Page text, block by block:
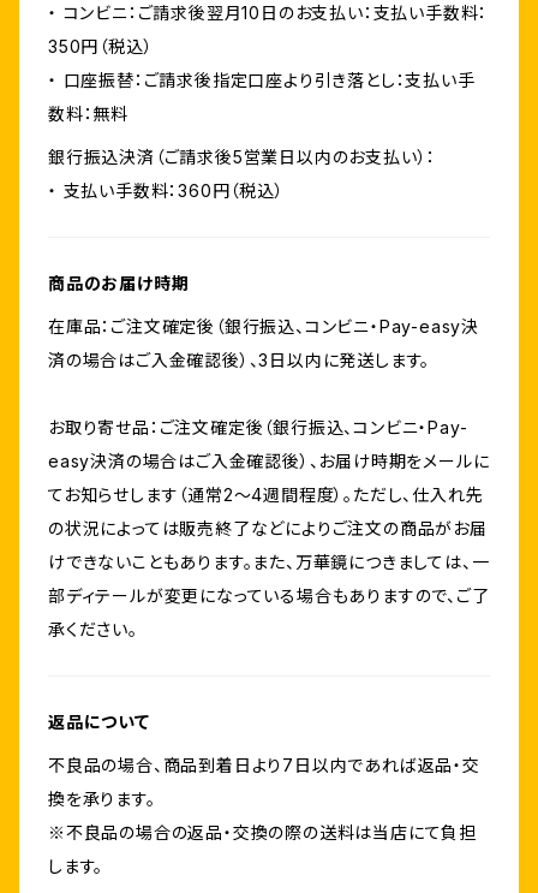
・ コンビニ：ご請求後翌月10日のお支払い：支払い手数料：
350円（税込）
・ 口座振替：ご請求後指定口座より引き落とし：支払い手
数料：無料
銀行振込決済（ご請求後5営業日以内のお支払い）：
・ 支払い手数料：360円（税込）
商品のお届け時期
在庫品：ご注文確定後（銀行振込、コンビニ・Pay-easy決
済の場合はご入金確認後）、3日以内に発送します。
お取り寄せ品：ご注文確定後（銀行振込、コンビニ・Pay-
easy決済の場合はご入金確認後）、お届け時期をメールに
てお知らせします（通常2～4週間程度）。ただし、仕入れ先
の状況によっては販売終了などによりご注文の商品がお届
けできないこともあります。また、万華鏡につきましては、一
部ディテールが変更になっている場合もありますので、ご了
承ください。
返品について
不良品の場合、商品到着日より7日以内であれば返品・交
換を承ります。
※不良品の場合の返品・交換の際の送料は当店にて負担
します。